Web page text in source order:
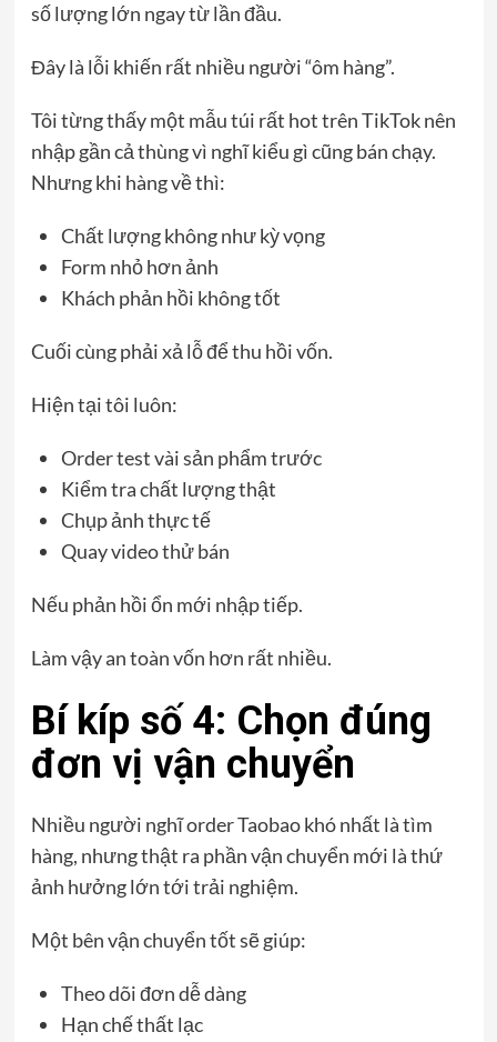
số lượng lớn ngay từ lần đầu.
Đây là lỗi khiến rất nhiều người “ôm hàng”.
Tôi từng thấy một mẫu túi rất hot trên TikTok nên
nhập gần cả thùng vì nghĩ kiểu gì cũng bán chạy.
Nhưng khi hàng về thì:
Chất lượng không như kỳ vọng
Form nhỏ hơn ảnh
Khách phản hồi không tốt
Cuối cùng phải xả lỗ để thu hồi vốn.
Hiện tại tôi luôn:
Order test vài sản phẩm trước
Kiểm tra chất lượng thật
Chụp ảnh thực tế
Quay video thử bán
Nếu phản hồi ổn mới nhập tiếp.
Làm vậy an toàn vốn hơn rất nhiều.
Bí kíp số 4: Chọn đúng
đơn vị vận chuyển
Nhiều người nghĩ order Taobao khó nhất là tìm
hàng, nhưng thật ra phần vận chuyển mới là thứ
ảnh hưởng lớn tới trải nghiệm.
Một bên vận chuyển tốt sẽ giúp:
Theo dõi đơn dễ dàng
Hạn chế thất lạc